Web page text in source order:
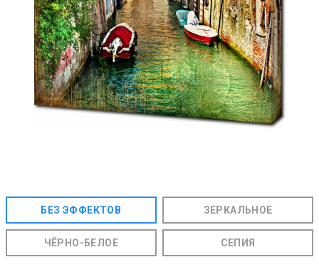
БЕЗ ЭФФЕКТОВ ЗЕРКАЛЬНОЕ
ЧЁРНО-БЕЛОЕ СЕПИЯ